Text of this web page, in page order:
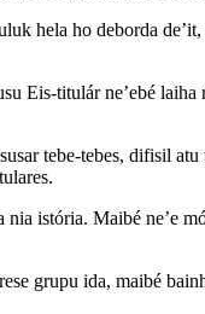
hela ho deborda
titulár ne’ebé laiha
tebe-tebes, difisil
istória. Maibé ne’e
grupu ida, maibé